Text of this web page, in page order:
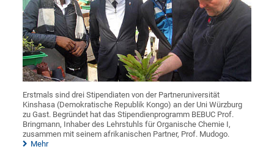
Erstmals sind drei Stipendiaten von der Partneruniversität
Kinshasa (Demokratische Republik Kongo) an der Uni Würzburg
zu Gast. Begründet hat das Stipendienprogramm BEBUC Prof.
Bringmann, Inhaber des Lehrstuhls für Organische Chemie I,
zusammen mit seinem afrikanischen Partner, Prof. Mudogo.
Mehr